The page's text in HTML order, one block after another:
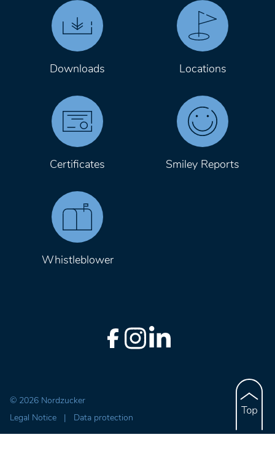
Downloads Locations
Certificates Smiley Reports
Whistleblower
© 2026 Nordzucker
Legal Notice
| Data protection